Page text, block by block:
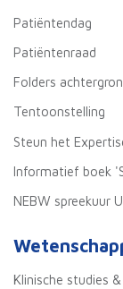
Patiëntendag
Patiëntenraad
Folders
Tentoonstelling
Steun het
Informatief boek
NEBW spreekuur
Klinische studies &